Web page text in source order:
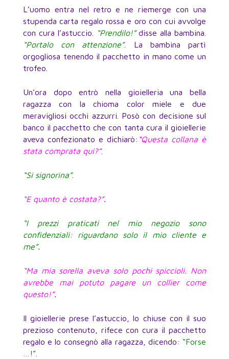
L’uomo entra nel retro e ne riemerge con una
stupenda carta regalo rossa e oro con cui avvolge
con cura l’astuccio.
“Prendilo!” disse alla bambina.
“Portalo con attenzione”. La bambina partì
orgogliosa tenendo il pacchetto in mano come un
trofeo.
Un’ora dopo entrò nella gioielleria una bella
ragazza con la chioma color miele e due
meravigliosi occhi azzurri. Posò con decisione sul
banco il pacchetto che con tanta cura il gioiellerie
aveva confezionato e dichiarò: “Questa collana è
stata comprata qui?”.
“Si signorina”.
“E quanto è costata?”.
“I prezzi praticati nel mio negozio sono
confidenziali: riguardano solo il mio cliente e
me”.
“Ma mia sorella aveva solo pochi spiccioli. Non
avrebbe mai potuto pagare un collier come
questo!”.
Il gioiellerie prese l’astuccio, lo chiuse con il suo
prezioso contenuto, rifece con cura il pacchetto
regalo e lo consegnò alla ragazza, dicendo: “Forse
…!”.